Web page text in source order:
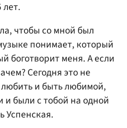
лет.
чтобы со мной был
понимает, который
боготворит меня. А если
Сегодня это не
и быть любимой,
и были с тобой на одной
Успенская.